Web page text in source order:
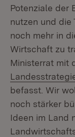
Potenziale der
nutzen und die
noch mehr in
Wirtschaft zu
Ministerrat mit
befasst. Wir
noch stärker
Ideen im Land